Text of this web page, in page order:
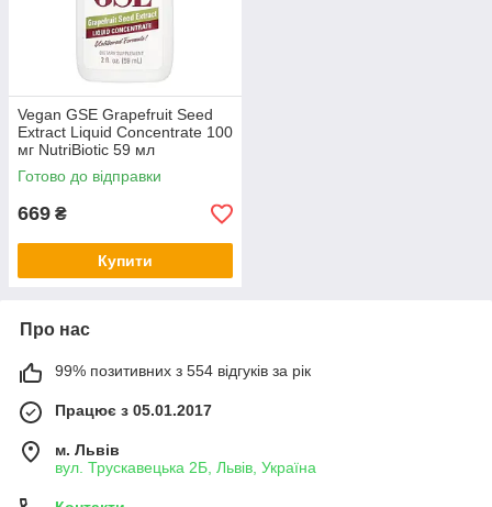
Vegan GSE Grapefruit Seed
Extract Liquid Concentrate 100
мг NutriBiotic 59 мл
Готово до відправки
669 ₴
Купити
Про нас
99% позитивних з 554 відгуків за рік
Працює з 05.01.2017
м. Львів
вул. Трускавецька 2Б, Львів, Україна